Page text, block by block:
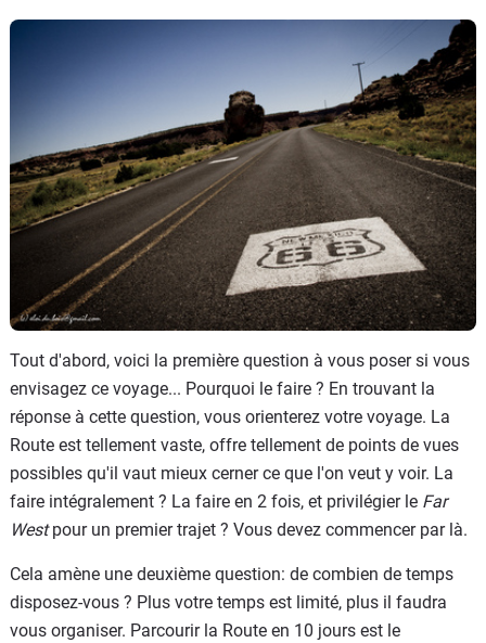
Tout d'abord, voici la première question à vous poser si vous
envisagez ce voyage... Pourquoi le faire ? En trouvant la
réponse à cette question, vous orienterez votre voyage. La
Route est tellement vaste, offre tellement de points de vues
possibles qu'il vaut mieux cerner ce que l'on veut y voir. La
faire intégralement ? La faire en 2 fois, et privilégier le Far
Westpour un premier trajet ? Vous devez commencer par là.
Cela amène une deuxième question: de combien de temps
disposez-vous ? Plus votre temps est limité, plus il faudra
vous organiser. Parcourir la Route en 10 jours est le